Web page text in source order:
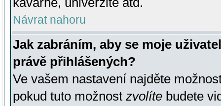
Návrat nahoru
Jak zabráním, aby se moje
právě přihlášených?
Ve vašem nastavení najděte
pokud tuto možnost zvolíte budete